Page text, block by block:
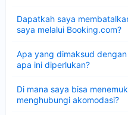
Dapatkah saya
saya melalui Booking.com?
Apa yang dimaksud
apa ini diperlukan?
Di mana saya bisa
menghubungi akomodasi?